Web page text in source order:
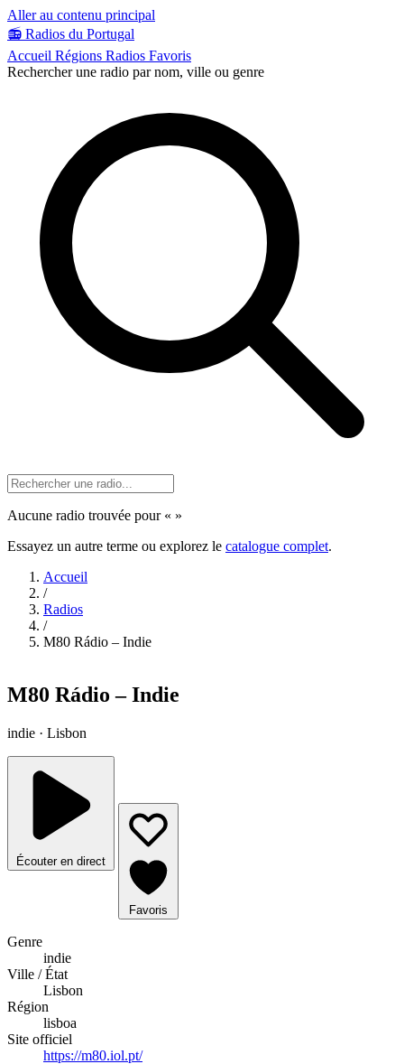
Aller au contenu principal
📻 Radios du Portugal
Accueil Régions Radios Favoris
Rechercher une radio par nom, ville ou genre
Aucune radio trouvée pour « »
Essayez un autre terme ou explorez le catalogue complet.
Accueil
/
Radios
/
M80 Rádio – Indie
M80 Rádio – Indie
indie · Lisbon
Écouter en direct
Favoris
Genre
indie
Ville / État
Lisbon
Région
lisboa
Site officiel
https://m80.iol.pt/